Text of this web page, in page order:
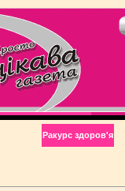
Ракурс здоров'я